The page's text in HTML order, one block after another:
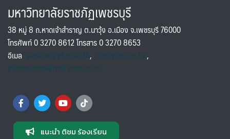
มหาวิทยาลัยราชภัฏเพชรบุรี
38 หมู่ 8 ถ.หาดเจ้าสำราญ ต.นาวุ้ง อ.เมือง จ.เพชรบุรี 76000
โทรศัพท์ 0 3270 8612 โทรสาร 0 3270 8653
อีเมล saraban@pbru.ac.th, info@pbru.ac.th,
international@mail.pbru.ac.th
แนะนำ ติชม ร้องเรียน